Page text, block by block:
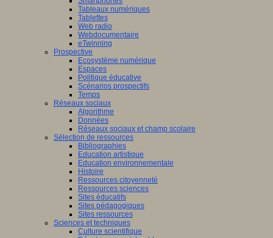
Tableaux numériques
Tablettes
Web radio
Webdocumentaire
eTwinning
Prospective
Ecosystème numérique
Espaces
Politique éducative
Scénarios prospectifs
Temps
Réseaux sociaux
Algorithme
Données
Réseaux sociaux et champ scolaire
Sélection de ressources
Bibliographies
Education artistique
Education environnementale
Histoire
Ressources citoyenneté
Ressources sciences
Sites éducatifs
Sites pédagogiques
Sites ressources
Sciences et techniques
Culture scientifique